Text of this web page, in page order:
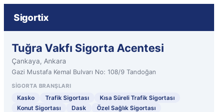
Sigortix
Tuğra Vakfı Sigorta Acentesi
Çankaya, Ankara
Gazi Mustafa Kemal Bulvarı No: 108/9 Tandoğan
SIGORTA BRANŞLARI
Kasko Trafik Sigortası
Kısa Süreli Trafik Sigortası
Konut Sigortası
Dask
Özel Sağlık Sigortası